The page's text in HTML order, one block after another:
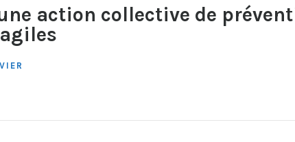
action collective de